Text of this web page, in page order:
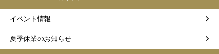
イベント情報
夏季休業のお知らせ